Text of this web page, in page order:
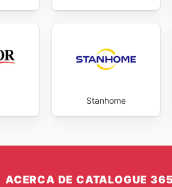
Stanhome
ACERCA DE CATALOGUE 365